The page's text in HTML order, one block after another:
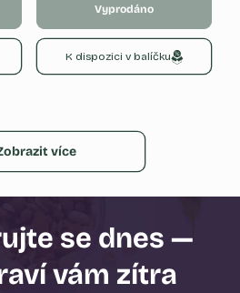
Vyprodáno
K dispozici v balíčku
více
se dnes —
vám zítra